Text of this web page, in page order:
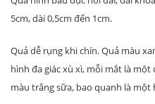
5cm, dài 0,5cm đến 1cm.
Quả dễ rụng khi chín. Quả màu
hình đa giác xù xì, mỗi mắt là
màu trắng sữa, bao quanh là một